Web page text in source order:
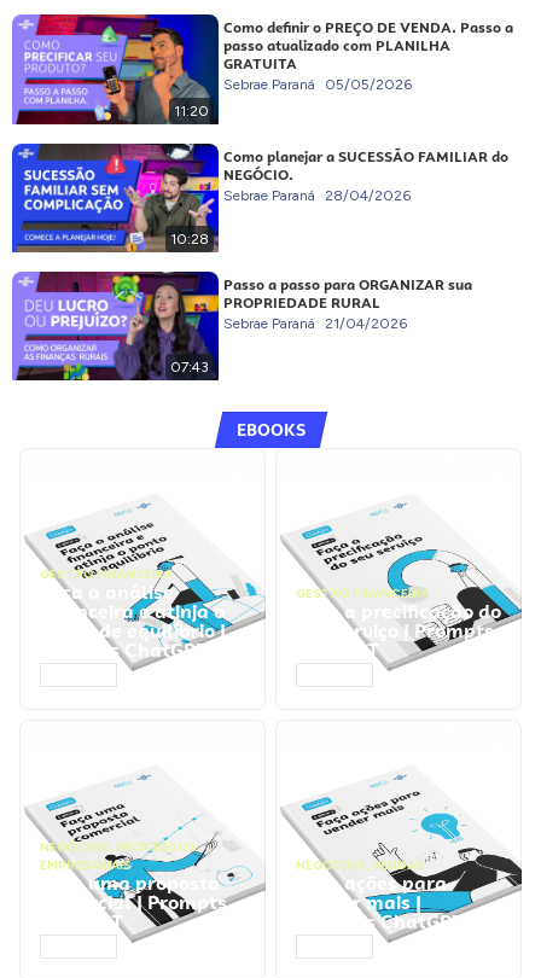
11:20
Como definir o PREÇO DE VENDA. Passo a
passo atualizado com PLANILHA
GRATUITA
Sebrae Paraná 05/05/2026
10:28
Como planejar a SUCESSÃO FAMILIAR do
NEGÓCIO.
Sebrae Paraná 28/04/2026
07:43
Passo a passo para ORGANIZAR sua
PROPRIEDADE RURAL
Sebrae Paraná 21/04/2026
EBOOKS
GESTÃO FINANCEIRA
Faça a análise
financeira e atinja o
ponto de equilíbrio |
Prompts ChatGPT
GESTÃO FINANCEIRA
Faça a precificação do
seu serviço | Prompts
ChatGPT
NEGÓCIOS, PROCESSOS
EMPRESARIAIS
Faça uma proposta
comercial | Prompts
ChatGPT
NEGÓCIOS, VENDAS
Faça ações para
vender mais |
Prompts ChatGPT